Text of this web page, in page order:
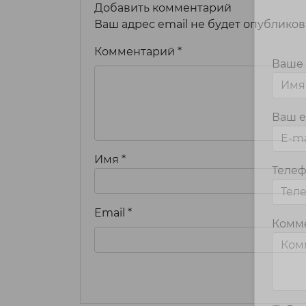
Добавить комментарий
Ваш адрес email не будет
Комментарий *
Имя *
Email *
Ваше
Ваш